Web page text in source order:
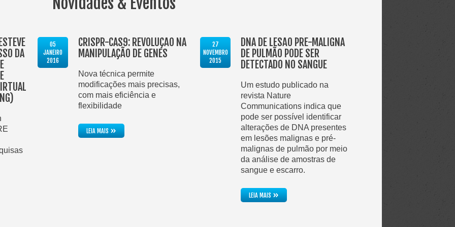
DA
05
JANEIRO
2016
CRISPR-CAS9: REVOLUÇÃO NA
MANIPULAÇÃO DE GENES
Nova técnica permite
modificações mais precisas,
com mais eficiência e
flexibilidade
LEIA MAIS»
27
NOVEMBRO
2015
DNA DE LESÃO PRÉ-MALIGNA
DE PULMÃO PODE SER
DETECTADO NO SANGUE
Um estudo publicado na
revista Nature
Communications indica que
pode ser possível identificar
alterações de DNA presentes
em lesões malignas e pré-
malignas de pulmão por meio
da análise de amostras de
sangue e escarro.
LEIA MAIS»